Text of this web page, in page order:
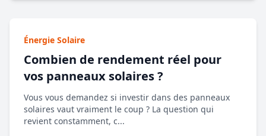
Énergie Solaire
Combien de rendement réel pour
vos panneaux solaires ?
Vous vous demandez si investir dans des panneaux
solaires vaut vraiment le coup ? La question qui
revient constamment, c...